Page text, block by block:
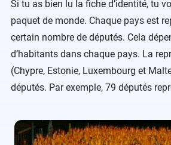
Si tu as bien lu la fiche d’identité, tu
paquet de monde. Chaque pays est
certain nombre de députés. Cela
d’habitants dans chaque pays. La
(Chypre, Estonie, Luxembourg et
députés. Par exemple, 79 députés